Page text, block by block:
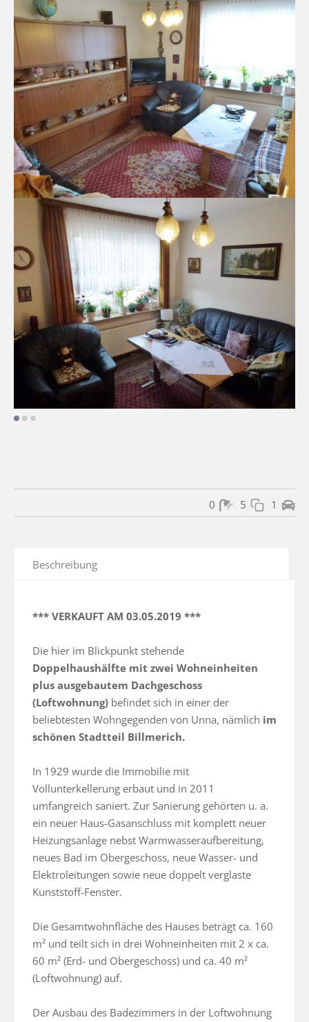
1
5
0
Beschreibung
*** VERKAUFT AM 03.05.2019 ***
Doppelhaushälfte mit zwei Wohneinheiten
plus ausgebautem Dachgeschoss
(Loftwohnung) befindet sich in einer der
beliebtesten Wohngegenden von Unna, nämlich im
schönen Stadtteil Billmerich.
In 1929 wurde die Immobilie mit
Vollunterkellerung erbaut und in 2011
umfangreich saniert. Zur Sanierung gehörten u. a.
ein neuer Haus-Gasanschluss mit komplett neuer
Heizungsanlage nebst Warmwasseraufbereitung,
neues Bad im Obergeschoss, neue Wasser- und
Elektroleitungen sowie neue doppelt verglaste
Kunststoff-Fenster.
Die Gesamtwohnfläche des Hauses beträgt ca. 160
m² und teilt sich in drei Wohneinheiten mit 2 x ca.
60 m² (Erd- und Obergeschoss) und ca. 40 m²
(Loftwohnung) auf.
Der Ausbau des Badezimmers in der Loftwohnung